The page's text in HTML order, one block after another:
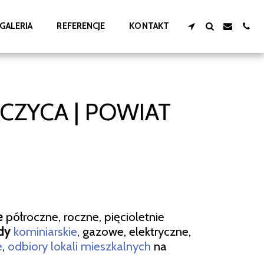
GALERIA REFERENCJE KONTAKT
| POWIAT
półroczne, roczne, pięcioletnie
kominiarskie, gazowe, elektryczne,
, odbiory lokali mieszkalnych na